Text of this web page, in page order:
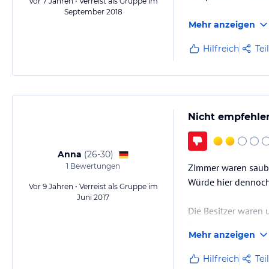
September 2018
Mehr anzeigen
Hilfreich
Anna (26-30)
1 Bewertungen
Vor 9 Jahren • Verreist als Gruppe im
Juni 2017
Nicht
Zimmer waren
Würde hier
Die Besitzer
Das Frühstück
Mehr anzeigen
Hilfreich